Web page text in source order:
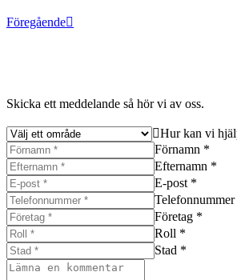
Föregående
Skicka ett meddelande så hör vi av oss.
Hur kan vi
Förnamn *
Efternamn *
E-post *
Företag *
Roll *
Stad *